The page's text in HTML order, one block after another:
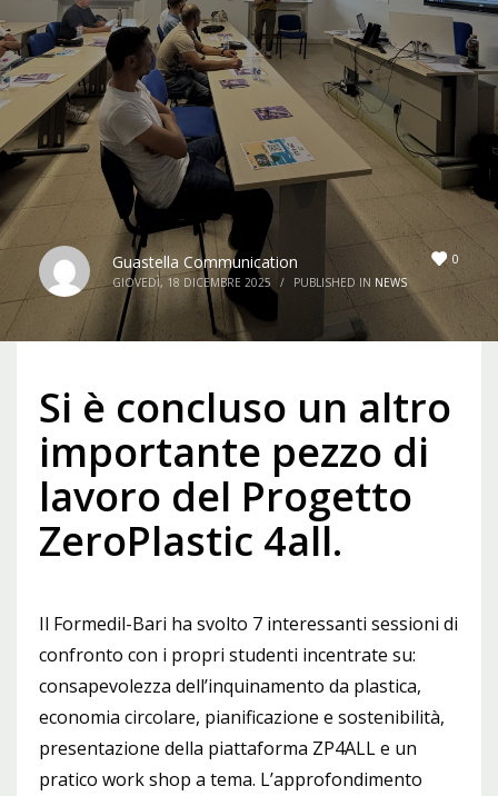
0
Guastella Communication
GIOVEDÌ, 18 DICEMBRE 2025 / PUBLISHED IN NEWS
Si è concluso un altro
importante pezzo di
lavoro del Progetto
ZeroPlastic 4all.
Il Formedil-Bari ha svolto 7 interessanti sessioni di
confronto con i propri studenti incentrate su:
consapevolezza dell’inquinamento da plastica,
economia circolare, pianificazione e sostenibilità,
presentazione della piattaforma ZP4ALL e un
pratico work shop a tema. L’approfondimento